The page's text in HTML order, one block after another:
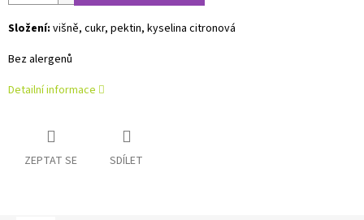
Složení: višně, cukr, pektin, kyselina citronová
Bez alergenů
Detailní informace
ZEPTAT SE SDÍLET